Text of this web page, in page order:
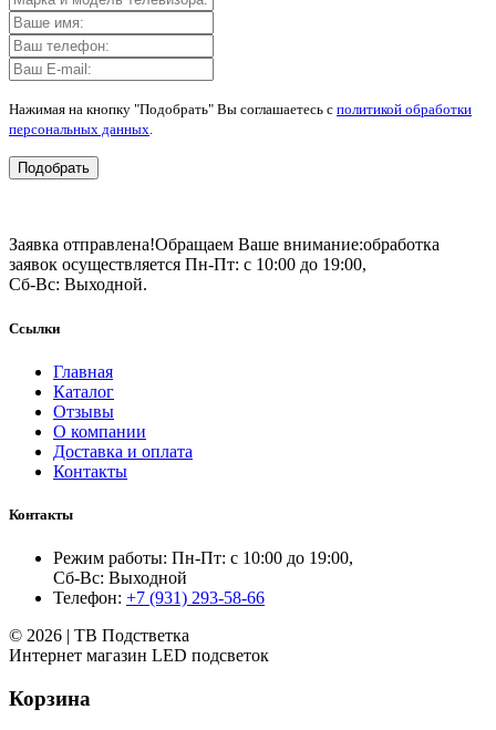
Нажимая на кнопку "Подобрать" Вы соглашаетесь с политикой обработки
персональных данных.
Подобрать
Заявка отправлена!Обращаем Ваше внимание:обработка
заявок осуществляется Пн-Пт: с 10:00 до 19:00,
Сб-Вс: Выходной.
Ссылки
Главная
Каталог
Отзывы
О компании
Доставка и оплата
Контакты
Контакты
Режим работы: Пн-Пт: с 10:00 до 19:00,
Сб-Вс: Выходной
Телефон: +7 (931) 293-58-66
© 2026 | ТВ Подстветка
Интернет магазин LED подсветок
Корзина